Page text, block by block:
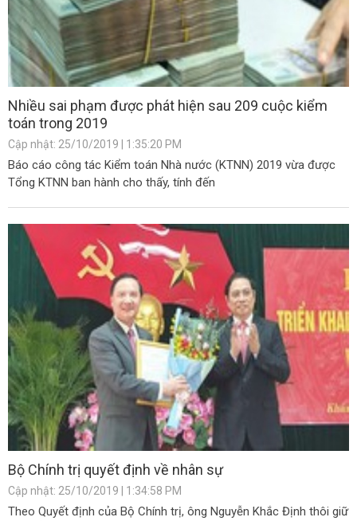
Nhiều sai phạm được phát hiện sau 209 cuộc kiểm
toán trong 2019
Cập nhật: 25/10/2019 | 1:35:20 PM
Báo cáo công tác Kiểm toán Nhà nước (KTNN) 2019 vừa được
Tổng KTNN ban hành cho thấy, tính đến
Bộ Chính trị quyết định về nhân sự
Cập nhật: 25/10/2019 | 1:34:58 PM
Theo Quyết định của Bộ Chính trị, ông Nguyễn Khắc Định thôi giữ